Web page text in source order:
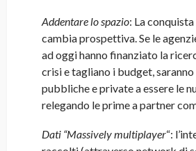
Addentare lo spazio: La
cambia prospettiva. Se le
ad oggi hanno finanziato la
crisi e tagliano i budget,
pubbliche e private a essere le
relegando le prime a partner
Dati “Massively multiplayer“: